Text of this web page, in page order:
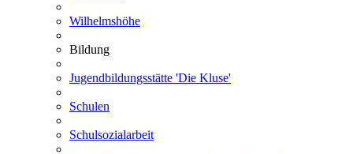
Wilhelmshöhe
Bildung
Jugendbildungsstätte 'Die Kluse'
Schulen
Schulsozialarbeit